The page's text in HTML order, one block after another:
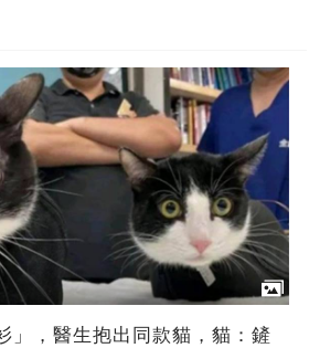
」，醫生抱出同款貓，貓：鏟